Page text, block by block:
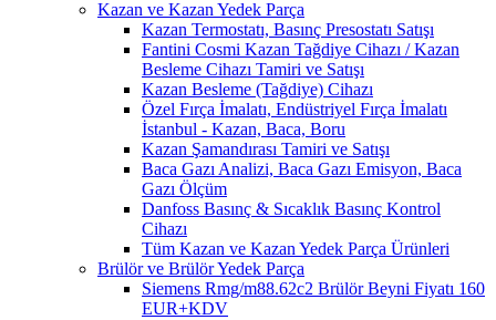
Kazan ve Kazan Yedek Parça
Kazan Termostatı, Basınç Presostatı Satışı
Fantini Cosmi Kazan Tağdiye Cihazı / Kazan
Besleme Cihazı Tamiri ve Satışı
Kazan Besleme (Tağdiye) Cihazı
Özel Fırça İmalatı, Endüstriyel Fırça İmalatı
İstanbul - Kazan, Baca, Boru
Kazan Şamandırası Tamiri ve Satışı
Baca Gazı Analizi, Baca Gazı Emisyon, Baca
Gazı Ölçüm
Danfoss Basınç & Sıcaklık Basınç Kontrol
Cihazı
Tüm Kazan ve Kazan Yedek Parça Ürünleri
Brülör ve Brülör Yedek Parça
Siemens Rmg/m88.62c2 Brülör Beyni Fiyatı 160
EUR+KDV